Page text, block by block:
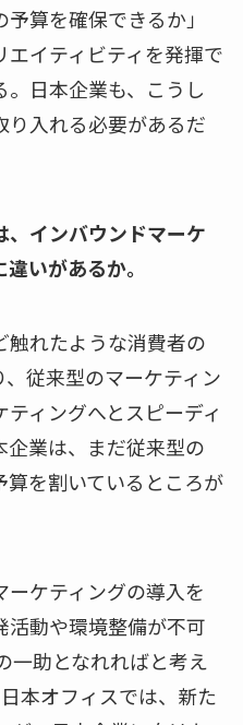
算を確保できるか」
イティビティを発揮で
。日本企業も、こうし
り入れる必要があるだ
インバウンドマーケ
いがあるか。
れたような消費者の
従来型のマーケティン
ィングへとスピーディ
業は、まだ従来型の
を割いているところが
ーケティングの導入を
動や環境整備が不可
助となれればと考え
本オフィスでは、新た